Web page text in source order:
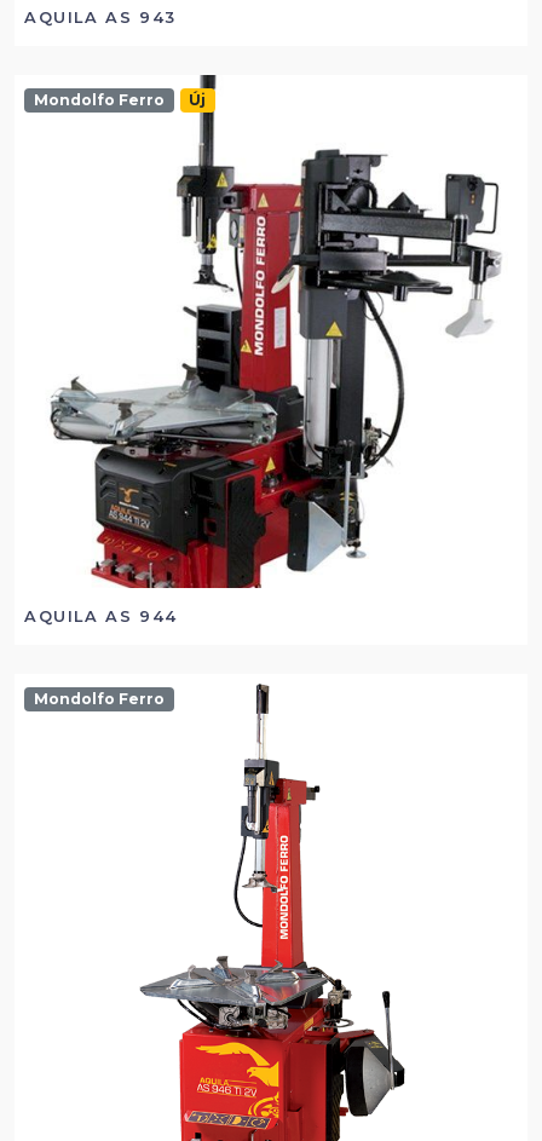
AQUILA AS 943
Mondolfo Ferro Új
AQUILA AS 944
Mondolfo Ferro